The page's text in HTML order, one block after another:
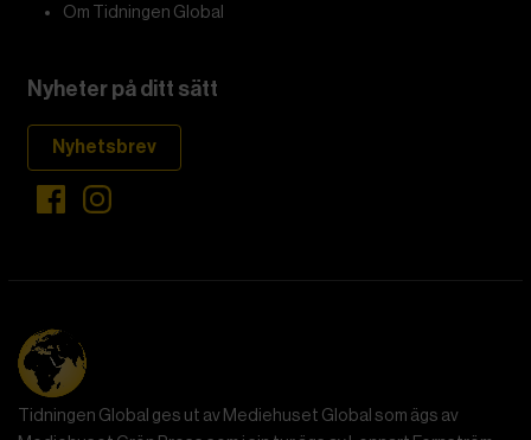
Om Tidningen Global
Nyheter på ditt sätt
Nyhetsbrev
Tidningen Global ges ut av Mediehuset Global som ägs av